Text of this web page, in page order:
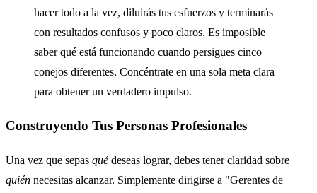
hacer todo a la vez, diluirás tus esfuerzos y terminarás
con resultados confusos y poco claros. Es imposible
saber qué está funcionando cuando persigues cinco
conejos diferentes. Concéntrate en una sola meta clara
para obtener un verdadero impulso.
Construyendo Tus Personas Profesionales
Una vez que sepas quédeseas lograr, debes tener claridad sobre
quién necesitas alcanzar. Simplemente dirigirse a "Gerentes de